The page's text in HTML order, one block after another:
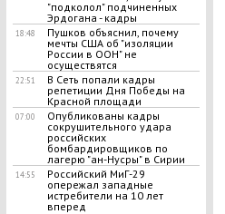
"подколол" подчиненных
Эрдогана - кадры
18:48
Пушков объяснил, почему
мечты США об "изоляции
России в ООН" не
осуществятся
22:51
В Сеть попали кадры
репетиции Дня Победы на
Красной площади
07:00
Опубликованы кадры
сокрушительного удара
российских
бомбардировщиков по
лагерю "ан-Нусры" в Сирии
14:55
Российский МиГ-29
опережал западные
истребители на 10 лет
вперед